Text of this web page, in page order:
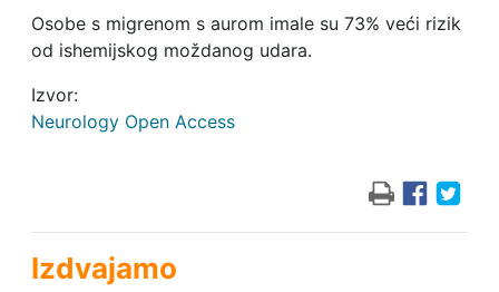
Osobe s migrenom s aurom imale su 73% veći rizik
od ishemijskog moždanog udara.
Izvor:
Neurology Open Access
Izdvajamo